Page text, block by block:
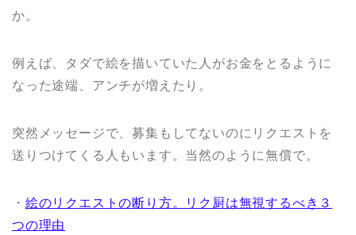
か。
例えば、タダで絵を描いていた人がお金をとるように
なった途端、アンチが増えたり。
突然メッセージで、募集もしてないのにリクエストを
送りつけてくる人もいます。当然のように無償で。
・ 絵のリクエストの断り方。リク厨は無視するべき３
つの理由